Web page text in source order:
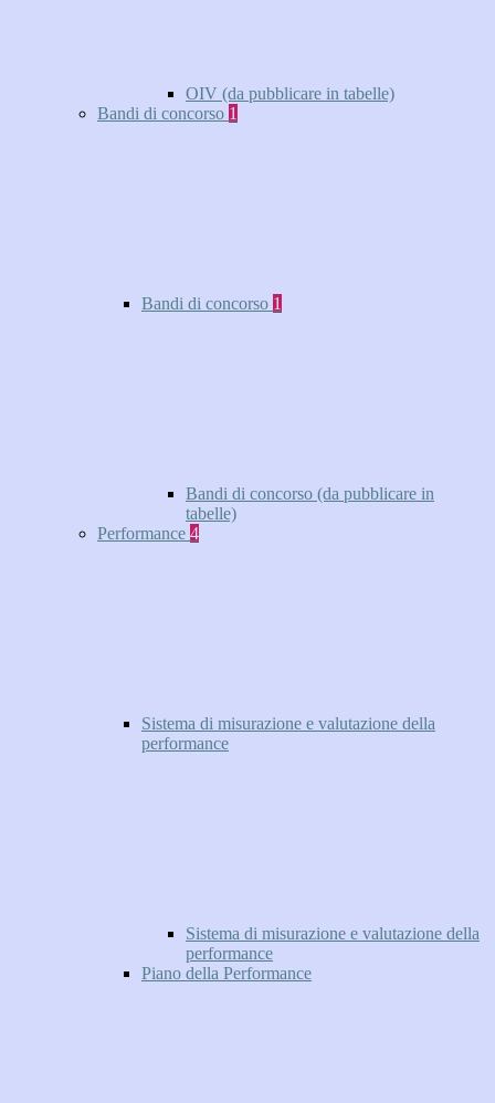
OIV (da pubblicare in tabelle)
Bandi di concorso 1
Bandi di concorso 1
Bandi di concorso (da pubblicare in
tabelle)
Performance 4
Sistema di misurazione e valutazione della
performance
Sistema di misurazione e valutazione della
performance
Piano della Performance